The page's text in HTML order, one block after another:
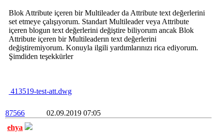
Blok Attribute içeren bir Multileader da Attribute text değerlerini
set etmeye çalışıyorum. Standart Multileader veya Attribute
içeren blogun text değerlerini değiştire biliyorum ancak Blok
Attribute içeren bir Multileaderın text değerlerini
değiştiremiyorum. Konuyla ilgili yardımlarınızı rica ediyorum.
Şimdiden teşekkürler
413519-test-att.dwg
87566
02.09.2019 07:05
ehya